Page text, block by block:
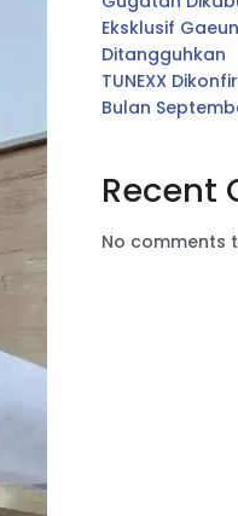
Eksklusif
Ditangguhkan
TUNEXX
Bulan
Recent
No comments